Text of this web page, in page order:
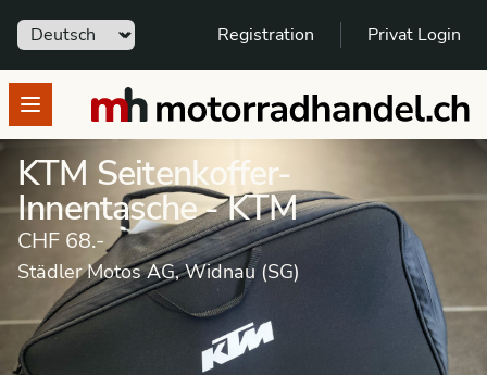
Sprache Registration Privat Login
Open menumotorradhandel.ch
KTM Seitenkoffer-
Innentasche - KTM
CHF 68.-
Städler Motos AG, Widnau (SG)
Marktplatz Zubehör Gepäcksysteme Taschen